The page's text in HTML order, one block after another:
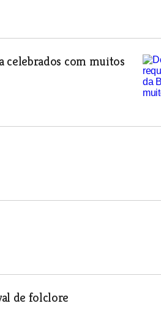
celebrados com muitos
de folclore